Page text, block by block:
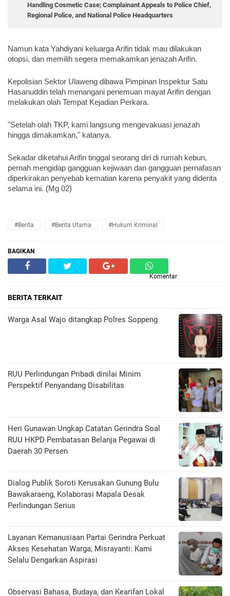
Handling Cosmetic Case; Complainant Appeals to Police Chief,
Regional Police, and National Police Headquarters
Namun kata Yahdiyani keluarga Arifin tidak mau dilakukan
otopsi, dan memilih segera memakamkan jenazah Arifin.
Kepolisian Sektor Ulaweng dibawa Pimpinan Inspektur Satu
Hasanuddin telah menangani penemuan mayat Arifin dengan
melakukan olah Tempat Kejadian Perkara.
"Setelah olah TKP, kami langsung mengevakuasi jenazah
hingga dimakamkan," katanya.
Sekadar diketahui Arifin tinggal seorang diri di rumah kebun,
pernah mengidap gangguan kejiwaan dan gangguan pernafasan
diperkirakan penyebab kematian karena penyakit yang diderita
selama ini. (Mg 02)
#Berita #Berita Utama #hukum Kriminal
BAGIKAN
Komentar
BERITA TERKAIT
Warga Asal Wajo ditangkap Polres Soppeng
RUU Perlindungan Pribadi dinilai Minim
Perspektif Penyandang Disabilitas
Heri Gunawan Ungkap Catatan Gerindra Soal
RUU HKPD Pembatasan Belanja Pegawai di
Daerah 30 Persen
Dialog Publik Soroti Kerusakan Gunung Bulu
Bawakaraeng, Kolaborasi Mapala Desak
Perlindungan Serius
Layanan Kemanusiaan Partai Gerindra Perkuat
Akses Kesehatan Warga, Misrayanti: Kami
Selalu Dengarkan Aspirasi
Observasi Bahasa, Budaya, dan Kearifan Lokal